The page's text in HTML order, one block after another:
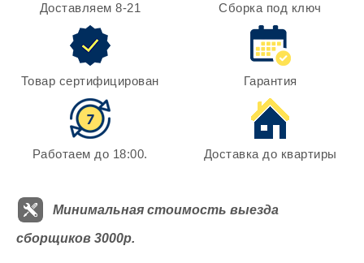
Доставляем 8-21 Сборка под ключ
Товар сертифицирован Гарантия
Работаем до 18:00. Доставка до квартиры
Минимальная стоимость выезда
сборщиков 3000р.